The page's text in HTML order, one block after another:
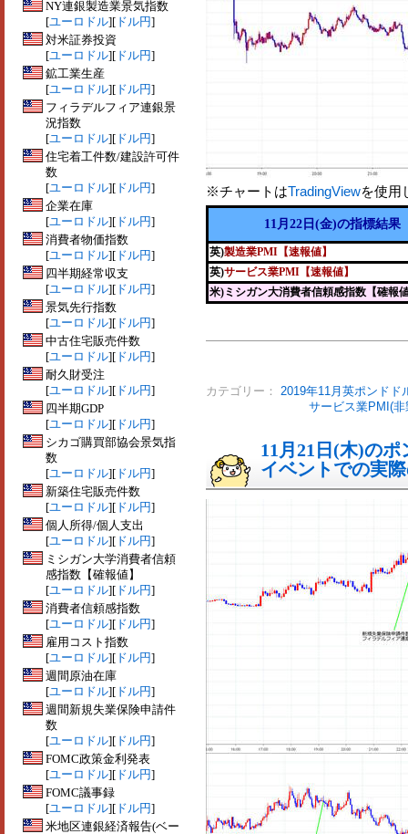
NY連銀製造業景気指数
[ユーロドル][ ドル円]
対米証券投資
[ユーロドル][ ドル円]
鉱工業生産
[ユーロドル][ ドル円]
フィラデルフィア連銀景
況指数
[ユーロドル][ ドル円]
住宅着工件数/建設許可件
数
[ユーロドル][ ドル円]
企業在庫
[ユーロドル][ ドル円]
消費者物価指数
[ユーロドル][ ドル円]
四半期経常収支
[ユーロドル][ ドル円]
景気先行指数
[ユーロドル][ ドル円]
中古住宅販売件数
[ユーロドル][ ドル円]
耐久財受注
[ユーロドル][ ドル円]
四半期GDP
[ユーロドル][ ドル円]
シカゴ購買部協会景気指
数
[ユーロドル][ ドル円]
新築住宅販売件数
[ユーロドル][ ドル円]
個人所得/個人支出
[ユーロドル][ ドル円]
ミシガン大学消費者信頼
感指数【確報値】
[ユーロドル][ ドル円]
消費者信頼感指数
[ユーロドル][ ドル円]
雇用コスト指数
[ユーロドル][ ドル円]
週間原油在庫
[ユーロドル][ ドル円]
週間新規失業保険申請件
数
[ユーロドル][ ドル円]
FOMC政策金利発表
[ユーロドル][ ドル円]
FOMC議事録
[ユーロドル][ ドル円]
米地区連銀経済報告(ベー
※チャートはTradingViewを使用
11月22日(金)の指標結果
英)製造業PMI【速報値】
英)サービス業PMI【速報値】
米)ミシガン大消費者信頼感指数【確報
カテゴリー： 2019年11月英ポンドド
サービス業PMI(
11月21日(木)の
イベントでの実